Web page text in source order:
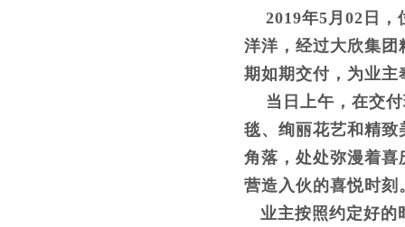
2019年5月02日，
洋洋，经过大欣集团
期如期交付，为业
当日上午，在交付
毯、绚丽花艺和精
角落，处处弥漫着
营造入伙的喜悦时刻
业主按照约定好的